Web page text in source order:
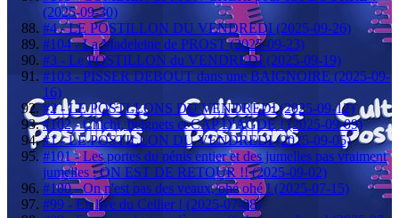
(2025-09-30)
#4 - LE POSTILLON DU VENDREDI (2025-09-26)
#104 - La Madeleine de PROST (2025-09-23)
#3 - Le POSTILLON du VENDREDI (2025-09-19)
#103 - PISSER DEBOUT dans une BAIGNOIRE (2025-09-
16)
#2 - LE POSTLLONS DU VENDREDI (2025-09-12)
#102 - Chichi, beignets et CAP D'AGDE ! (2025-09-09)
#1 - LE POSTILLON DU VENDREDI (2025-09-05)
#101 - Les portes du pénis entier et des jumelles pas vraiment
jumelles : ON EST DE RETOUR !! (2025-09-02)
#100 - On n'est pas des veaux, ohé ohé ! (2025-07-15)
#99 - En live du Cellier ! (2025-07-08)